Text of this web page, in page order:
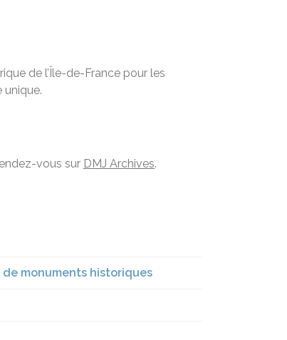
de l’Île-de-France pour les
vous sur DMJ Archives.
monuments historiques